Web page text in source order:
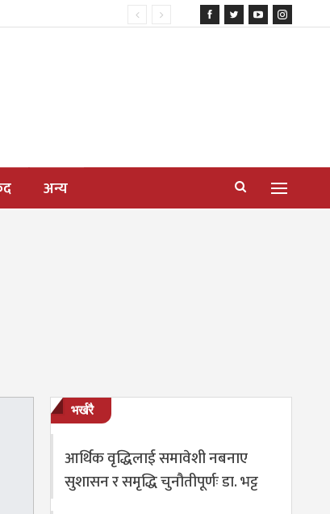
अन्य
भर्खरै
आर्थिक वृद्धिलाई समावेशी नबनाए
सुशासन र समृद्धि चुनौतीपूर्णः डा. भट्ट